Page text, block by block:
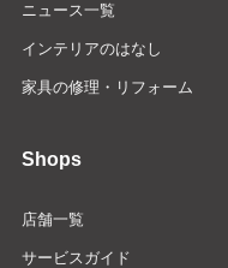
ニュース一覧
インテリアのはなし
家具の修理・リフォーム
Shops
店舗一覧
サービスガイド